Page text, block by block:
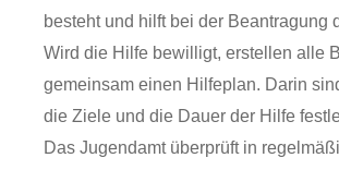
besteht und hilft bei der Beantragung
Wird die Hilfe bewilligt, erstellen alle
gemeinsam einen Hilfeplan. Darin
die Ziele und die Dauer der Hilfe
Das Jugendamt überprüft in